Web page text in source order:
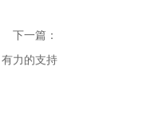
下一篇：
力的支持